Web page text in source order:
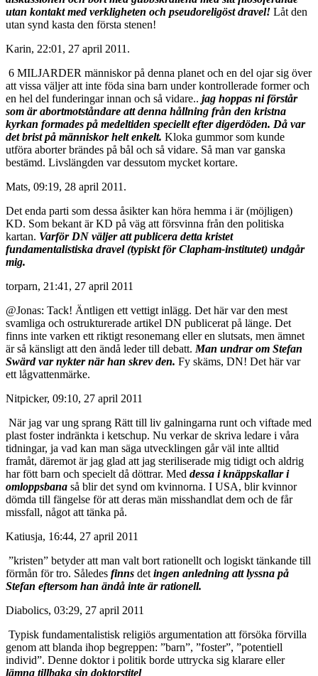
utan kontakt med verkligheten och pseudoreligöst dravel! Låt den
utan synd kasta den första stenen!
Karin, 22:01, 27 april 2011.
6 MILJARDER människor på denna planet och en del ojar sig över
att vissa väljer att inte föda sina barn under kontrollerade former och
en hel del funderingar innan och så vidare.. jag hoppas ni förstår
som är abortmotståndare att denna hållning från den kristna
kyrkan formades på medeltiden speciellt efter digerdöden. Då var
det brist på människor helt enkelt. Kloka gummor som kunde
utföra aborter brändes på bål och så vidare. Så man var ganska
bestämd. Livslängden var dessutom mycket kortare.
Mats, 09:19, 28 april 2011.
Det enda parti som dessa åsikter kan höra hemma i är (möjligen)
KD. Som bekant är KD på väg att försvinna från den politiska
kartan. Varför DN väljer att publicera detta kristet
fundamentalistiska dravel (typiskt för Clapham-institutet) undgår
mig.
torparn, 21:41, 27 april 2011
@Jonas: Tack! Äntligen ett vettigt inlägg. Det här var den mest
svamliga och ostrukturerade artikel DN publicerat på länge. Det
finns inte varken ett riktigt resonemang eller en slutsats, men ämnet
är så känsligt att den ändå leder till debatt. Man undrar om Stefan
Swärd var nykter när han skrev den. Fy skäms, DN! Det här var
ett lågvattenmärke.
Nitpicker, 09:10, 27 april 2011
När jag var ung sprang Rätt till liv galningarna runt och viftade med
plast foster indränkta i ketschup. Nu verkar de skriva ledare i våra
tidningar, ja vad kan man säga utvecklingen går väl inte alltid
framåt, däremot är jag glad att jag steriliserade mig tidigt och aldrig
har fött barn och specielt då döttrar. Med dessa i knäppskallar i
omloppsbana så blir det synd om kvinnorna. I USA, blir kvinnor
dömda till fängelse för att deras män misshandlat dem och de får
missfall, något att tänka på.
Katiusja, 16:44, 27 april 2011
”kristen” betyder att man valt bort rationellt och logiskt tänkande till
förmån för tro. Således finns det ingen anledning att lyssna på
Stefan eftersom han ändå inte är rationell.
Diabolics, 03:29, 27 april 2011
Typisk fundamentalistisk religiös argumentation att försöka förvilla
genom att blanda ihop begreppen: ”barn”, ”foster”, ”potentiell
individ”. Denne doktor i politik borde uttrycka sig klarare eller
lämna tillbaka sin doktorstitel